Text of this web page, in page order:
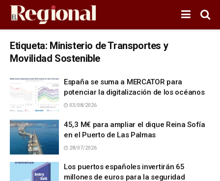
Etiqueta: Ministerio de Transportes y
Movilidad Sostenible
España se suma a MERCATOR para
potenciar la digitalización de los océanos
03/08/2026
45,3 M€ para ampliar el dique Reina Sofía
en el Puerto de Las Palmas
28/07/2026
Los puertos españoles invertirán 65
millones de euros para la seguridad